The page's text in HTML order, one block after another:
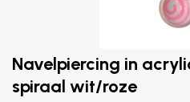
Navelpiercing in
spiraal wit/roze